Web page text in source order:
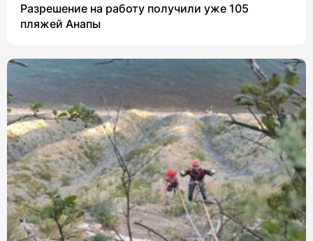
Разрешение на работу получили уже 105
пляжей Анапы